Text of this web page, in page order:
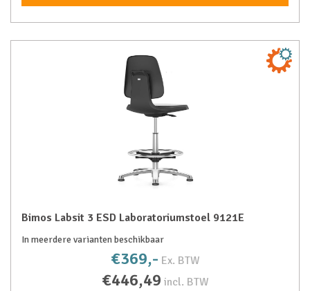
Bimos Labsit 3 ESD Laboratoriumstoel 9121E
In meerdere varianten beschikbaar
€369,- Ex. BTW
€446,49 incl. BTW